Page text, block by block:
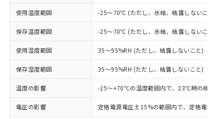
使用温度範囲 -25～70℃ (ただし、氷結、結露しないこと)
保存温度範囲 -25～70℃ (ただし、氷結、結露しないこと)
使用湿度範囲 35～95%RH (ただし、結露しないこと)
保存湿度範囲 35～95%RH (ただし、結露しないこと)
温度の影響 -25～+70℃の温度範囲内で、23℃時の検
電圧の影響 定格電源電圧±15%の範囲内で、定格電
以下の条件をお読みいただき、同意のうえ
ご利用ください。
本サービスは、当社制御機器事業取扱
商品の当社在庫状況および標準価格
(税抜)を提供させていただくもので
当社制御機器事業取扱商品の中には、
本サービスの対象外となる商品もある
ことをご了承ください。
対応予定なし：EU RoHS指令（10物質）の
非含有に非対応の商品で、対応品を出す予
定はありません。
調査・確認中：EU RoHS指令（10物質）の
非含有の対応状況を調査中または確認中の
非該当品：ライセンス料など無形物で、有
仕入先様の事情により、非含有部品として
いたものが、含有品と判明した場合などや
むを得ず変更することがあります。
※1 中国RoHS○×表
「○」：最大均質材料含有率が中国RoHSの
基準値以下であることを示します。
「×」：最大均質材料含有率が中国RoHSの
「－」：未確認です。当社販売部門へお問
当社は、これら貴社製品のうち、外国
為替および外国貿易法に定める商品